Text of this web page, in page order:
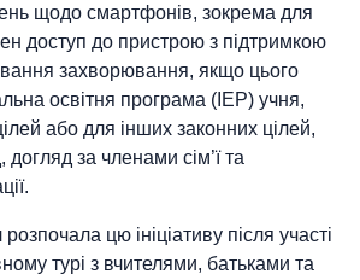
щодо смартфонів, зокрема для
доступ до пристрою з підтримкою
захворювання, якщо цього
освітня програма (IEP) учня,
або для інших законних цілей,
догляд за членами сім’ї та
цю ініціативу після участі
турі з вчителями, батьками та